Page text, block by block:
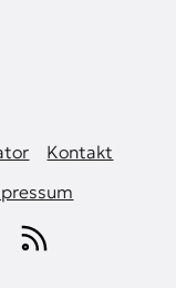
Kontakt